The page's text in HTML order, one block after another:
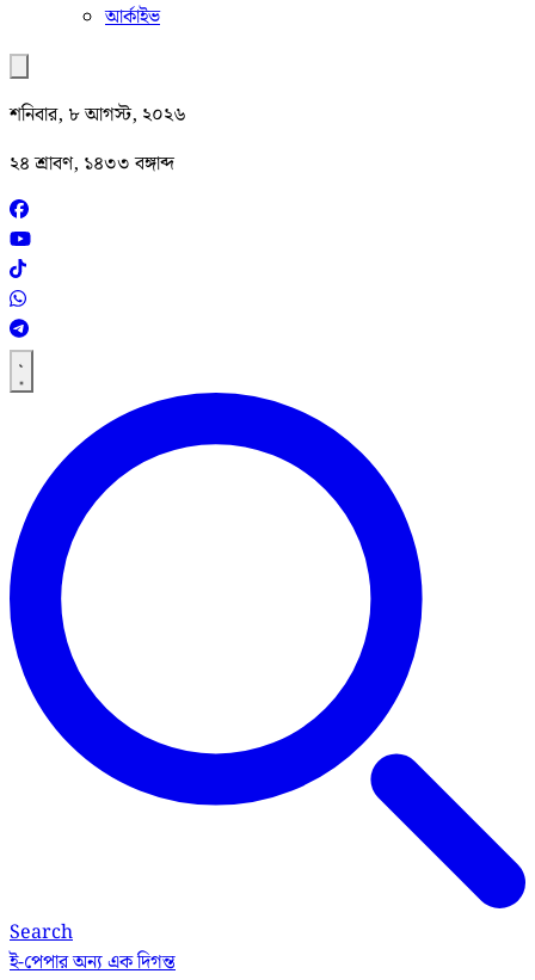
আর্কাইভ
শনিবার, ৮ আগস্ট, ২০২৬
২৪ শ্রাবণ, ১৪৩৩ বঙ্গাব্দ
Search
ই-পেপারঅন্য এক দিগন্ত